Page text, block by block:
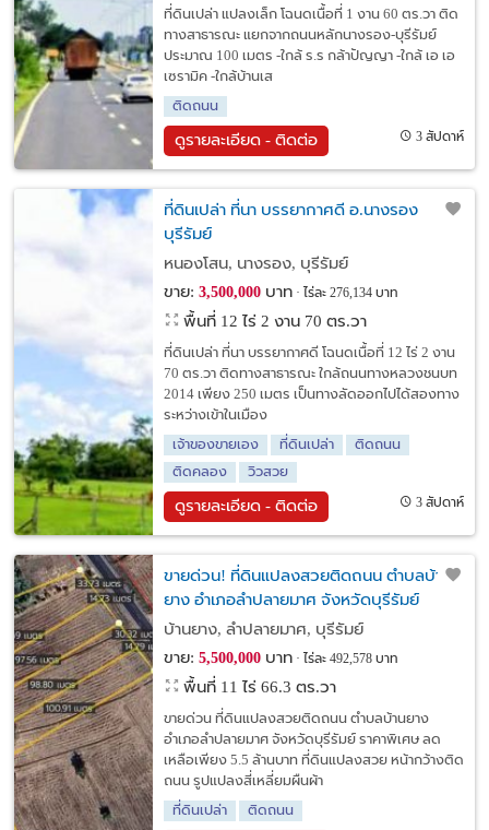
ที่ดินเปล่า แปลงเล็ก โฉนดเนื้อที่ 1 งาน 60 ตร.วา ติด
ทางสาธารณะ แยกจากถนนหลักนางรอง-บุรีรัมย์
ประมาณ 100 เมตร -ใกล้ ร.ร กล้าปัญญา -ใกล้ เอ เอ
เซรามิค -ใกล้บ้านเส
ติดถนน
ดูรายละเอียด - ติดต่อ 3 สัปดาห์
ที่ดินเปล่า ที่นา บรรยากาศดี อ.นางรอง
บุรีรัมย์
หนองโสน, นางรอง, บุรีรัมย์
ขาย: 3,500,000บาท ไร่ละ 276,134 บาท
พื้นที่ 12 ไร่ 2 งาน 70 ตร.วา
ที่ดินเปล่า ที่นา บรรยากาศดี โฉนดเนื้อที่ 12 ไร่ 2 งาน
70 ตร.วา ติดทางสาธารณะ ใกล้ถนนทางหลวงชนบท
2014 เพียง 250 เมตร เป็นทางลัดออกไปได้สองทาง
ระหว่างเข้าในเมือง
เจ้าของขายเอง
ที่ดินเปล่า
ติดถนน
ติดคลอง
วิวสวย
ดูรายละเอียด - ติดต่อ 3 สัปดาห์
ขายด่วน! ที่ดินแปลงสวยติดถนน ตำบลบ้าน
ยาง อำเภอลำปลายมาศ จังหวัดบุรีรัมย์
บ้านยาง, ลำปลายมาศ, บุรีรัมย์
ขาย: 5,500,000บาท ไร่ละ 492,578 บาท
พื้นที่ 11 ไร่ 66.3 ตร.วา
ขายด่วน ที่ดินแปลงสวยติดถนน ตำบลบ้านยาง
อำเภอลำปลายมาศ จังหวัดบุรีรัมย์ ราคาพิเศษ ลด
เหลือเพียง 5.5 ล้านบาท ที่ดินแปลงสวย หน้ากว้างติด
ถนน รูปแปลงสี่เหลี่ยมผืนผ้า
ที่ดินเปล่า
ติดถนน